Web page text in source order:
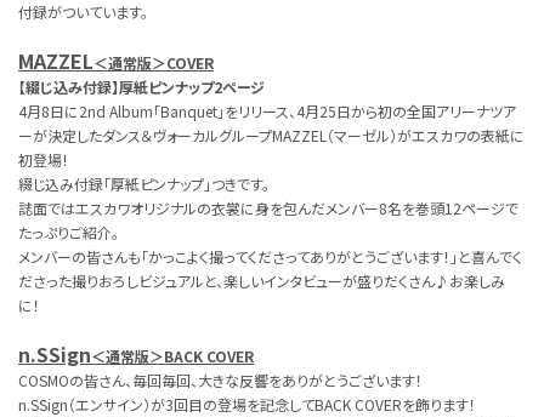
付録がついています。
MAZZEL＜通常版＞COVER
【綴じ込み付録】厚紙ピンナップ2ページ
4月8日に2nd Album「Banquet」をリリース、4月25日から初の全国アリーナツア
ーが決定したダンス＆ヴォーカルグループMAZZEL（マーゼル）がエスカワの表紙に
初登場！
綴じ込み付録「厚紙ピンナップ」つきです。
誌面ではエスカワオリジナルの衣裳に身を包んだメンバー8名を巻頭12ページで
たっぷりご紹介。
メンバーの皆さんも「かっこよく撮ってくださってありがとうございます！」と喜んでく
ださった撮りおろしビジュアルと、楽しいインタビューが盛りだくさん♪お楽しみ
に！
n.SSign＜通常版＞BACK COVER
COSMOの皆さん、毎回毎回、大きな反響をありがとうございます！
n.SSign（エンサイン）が3回目の登場を記念してBACK COVERを飾ります！